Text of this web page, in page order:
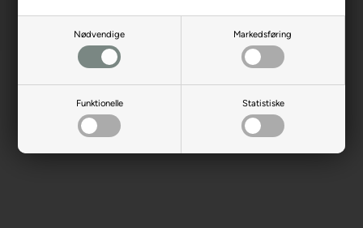
Nødvendige Markedsføring
Funktionelle Statistiske